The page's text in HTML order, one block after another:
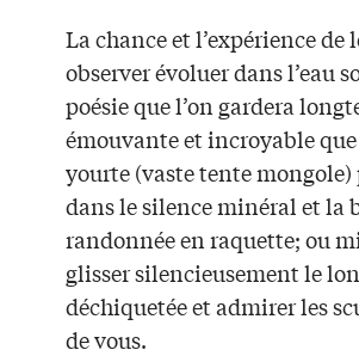
La chance et l’expérience
observer évoluer dans l’eau
poésie que l’on gardera
émouvante et incroyable
yourte (vaste tente
dans le silence minéral et la
randonnée en raquette; ou
glisser silencieusement le
déchiquetée et admirer les
de vous.